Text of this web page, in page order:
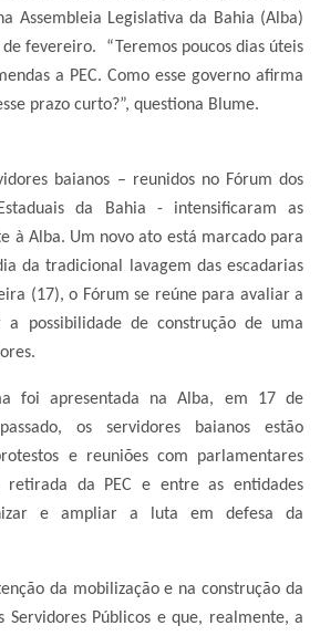
Assembleia Legislativa da Bahia (Alba)
fevereiro. “Teremos poucos dias úteis
a PEC. Como esse governo afirma
prazo curto?”, questiona Blume.
baianos – reunidos no Fórum dos
da Bahia - intensificaram as
à Alba. Um novo ato está marcado para
da tradicional lavagem das escadarias
(17), o Fórum se reúne para avaliar a
a possibilidade de construção de uma
foi apresentada na Alba, em 17 de
os servidores baianos estão
e reuniões com parlamentares
retirada da PEC e entre as entidades
e ampliar a luta em defesa da
da mobilização e na construção da
Servidores Públicos e que, realmente, a